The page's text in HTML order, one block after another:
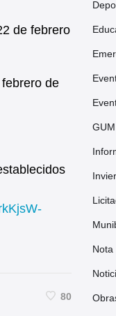
de febrero
de
80
GUM
Nota